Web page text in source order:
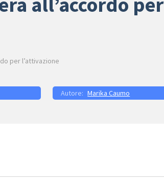
per l’attivazione
Marika Caumo